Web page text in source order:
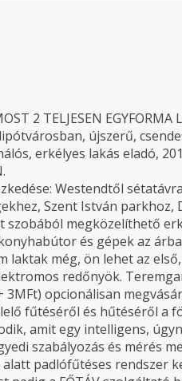
2 TELJESEN EGYFORMA
újszerű,
erkélyes lakás eladó,
Westendtől
Szent István
szobából megközelíthető
és gépek az
laktak még, ön lehet az
redőnyök.
3MFt) opcionálisan
fűtéséről és hűtéséről a
amit egy intelligens,
szabályozás és mérés
padlófűtéses rendszer